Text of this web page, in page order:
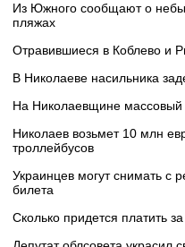
Из Южного сообщают о
пляжах
Отравившиеся в Коблево и
В Николаеве насильника
На Николаевщине
Николаев возьмет 10 млн
троллейбусов
Украинцев могут снимать с
билета
Сколько придется платить